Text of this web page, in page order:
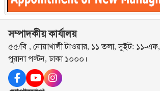
সম্পাদকীয় কার্যালয়
৫৫/বি , নোয়াখালী টাওয়ার, ১১ তলা, সুইট: ১১-এফ,
পুরানা পল্টন, ঢাকা ১০০০।